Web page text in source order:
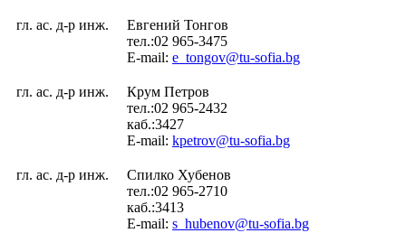
гл. ас. д-р инж.
Евгений Тонгов
тел.:02 965-3475
E-mail: e_tongov@tu-sofia.bg
гл. ас. д-р инж.
Крум Петров
тел.:02 965-2432
каб.:3427
E-mail: kpetrov@tu-sofia.bg
гл. ас. д-р инж.
Спилко Хубенов
тел.:02 965-2710
каб.:3413
E-mail: s_hubenov@tu-sofia.bg